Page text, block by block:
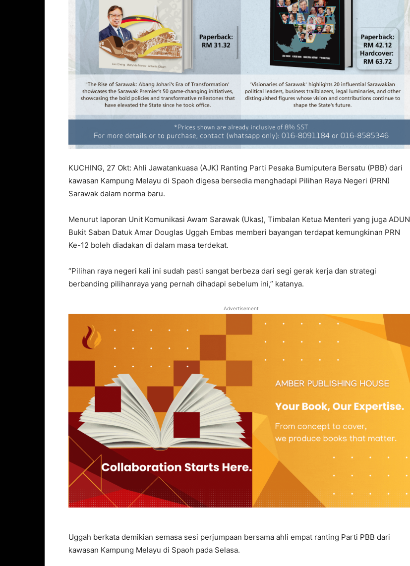
KUCHING, 27 Okt: Ahli Jawatankuasa (AJK) Ranting Parti Pesaka Bumiputera Bersatu (PBB) dari
kawasan Kampung Melayu di Spaoh digesa bersedia menghadapi Pilihan Raya Negeri (PRN)
Sarawak dalam norma baru.
Menurut laporan Unit Komunikasi Awam Sarawak (Ukas), Timbalan Ketua Menteri yang juga ADUN
Bukit Saban Datuk Amar Douglas Uggah Embas memberi bayangan terdapat kemungkinan PRN
Ke-12 boleh diadakan di dalam masa terdekat.
“Pilihan raya negeri kali ini sudah pasti sangat berbeza dari segi gerak kerja dan strategi
berbanding pilihanraya yang pernah dihadapi sebelum ini,” katanya.
Advertisement
Uggah berkata demikian semasa sesi perjumpaan bersama ahli empat ranting Parti PBB dari
kawasan Kampung Melayu di Spaoh pada Selasa.